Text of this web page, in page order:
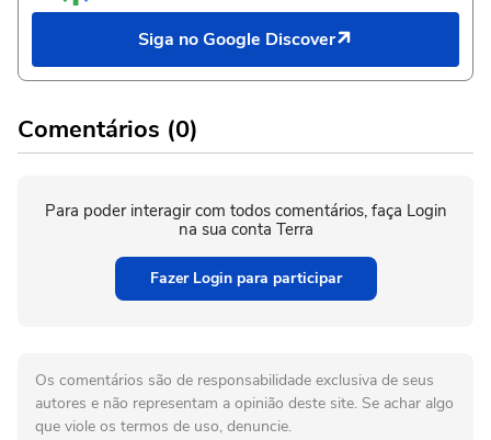
Siga no Google Discover
Comentários (0)
Para poder interagir com todos comentários, faça Login
na sua conta Terra
Fazer Login para participar
Os comentários são de responsabilidade exclusiva de seus
autores e não representam a opinião deste site. Se achar algo
que viole os termos de uso, denuncie.